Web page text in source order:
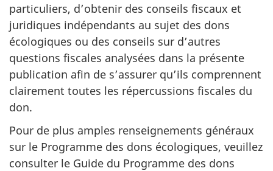
particuliers, d’obtenir des conseils fiscaux et
juridiques indépendants au sujet des dons
écologiques ou des conseils sur d’autres
questions fiscales analysées dans la présente
publication afin de s’assurer qu’ils comprennent
clairement toutes les répercussions fiscales du
don.
Pour de plus amples renseignements généraux
sur le Programme des dons écologiques, veuillez
consulter le Guide du Programme des dons